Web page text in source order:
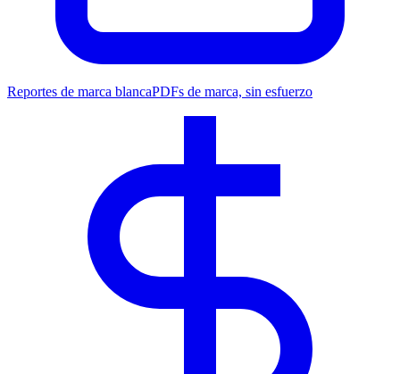
Reportes de marca blancaPDFs de marca, sin esfuerzo